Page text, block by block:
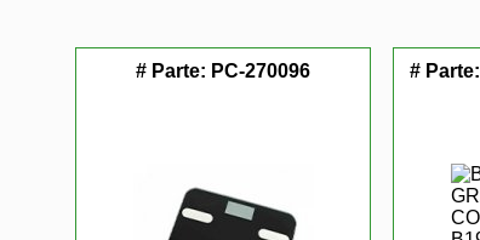
# Parte: PC-270096 # Parte: